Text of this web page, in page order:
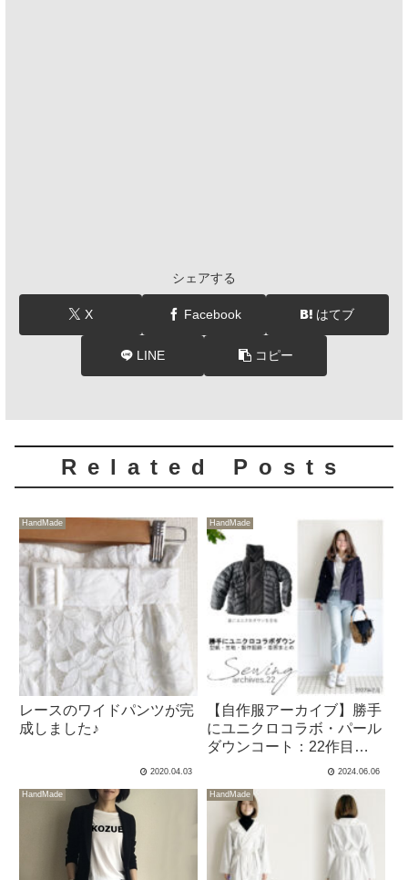
シェアする
X Facebook はてブ
LINE コピー
Related Posts
HandMade
レースのワイドパンツが完
成しました♪
2020.04.03
HandMade
【自作服アーカイブ】勝手
にユニクロコラボ・パール
ダウンコート：22作目
2024.06.06
HandMade HandMade